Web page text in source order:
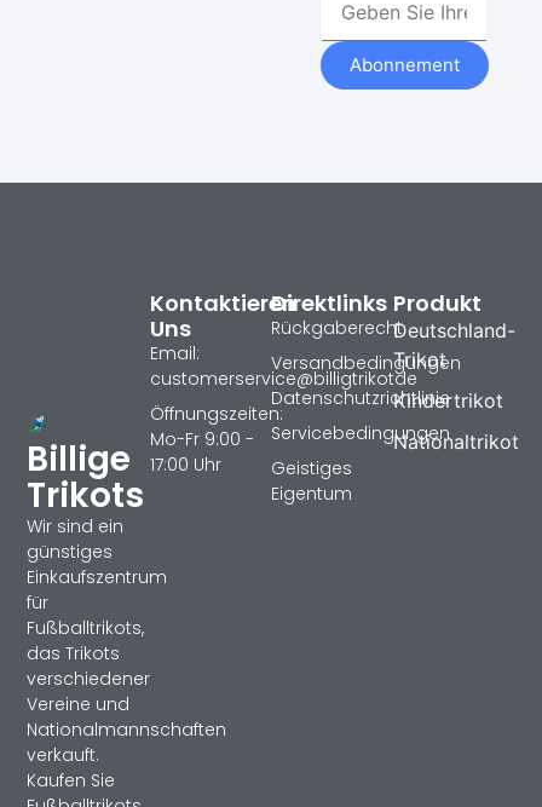
Abonnement
Billige
Trikots
Wir sind ein
günstiges
Einkaufszentrum
für
Fußballtrikots,
das Trikots
verschiedener
Vereine und
Nationalmannschaften
verkauft.
Kaufen Sie
Produkt
Deutschland-
Trikot
Kindertrikot
Nationaltrikot
Direktlinks
Rückgaberecht
Versandbedingungen
Datenschutzrichtlinie
Servicebedingungen
Geistiges
Eigentum
Kontaktieren
Uns
Email:
customerservice@billigtrikotde
Öffnungszeiten:
Mo-Fr 9:00 -
17:00 Uhr